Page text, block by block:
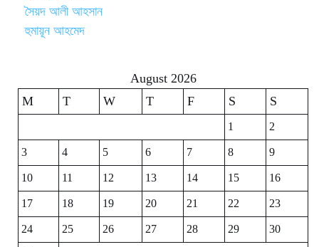
সৈয়দ আলী আহসান
হুমায়ূন আহমেদ
August 2026
M
T W T F S S
1
2
3
4 5 6 7 8
9
10
11 12 13 14 15
16
17
18 19 20 21 22
23
24
25 26 27 28 29
30